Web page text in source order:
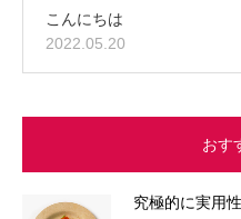
こんにちは
2022.05.20
おす
究極的に実用